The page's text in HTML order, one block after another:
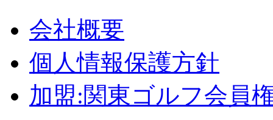
会社概要
個人情報保護方針
加盟:関東ゴルフ会員